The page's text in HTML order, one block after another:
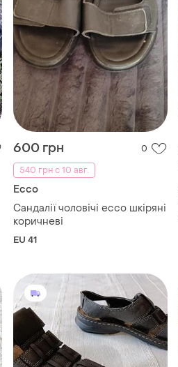
600 грн
0
540 грн с 10 авг.
Ecco
Сандалії чоловічі ecco шкіряні
коричневі
EU 41